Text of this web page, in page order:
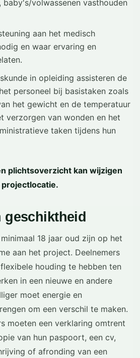
baby's/volwassenen vasthouden
aan het medisch
en waar ervaring en
in opleiding assisteren de
personeel bij basistaken zoals
het gewicht en de temperatuur
verzorgen van wonden en het
taken tijdens hun
plichtsoverzicht kan wijzigen
geschiktheid
18 jaar oud zijn op het
aan het project. Deelnemers
houding te hebben ten
in een nieuwe en andere
moet energie en
om een verschil te maken.
moeten een verklaring omtrent
van hun paspoort, een cv,
of afronding van een